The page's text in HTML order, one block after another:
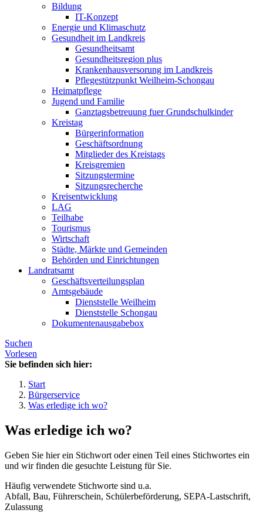
Bildung
IT-Konzept
Energie und Klimaschutz
Gesundheit im Landkreis
Gesundheitsamt
Gesundheitsregion plus
Krankenhausversorung im Landkreis
Pflegestützpunkt Weilheim-Schongau
Heimatpflege
Jugend und Familie
Ganztagsbetreuung fuer Grundschulkinder
Kreistag
Bürgerinformation
Geschäftsordnung
Mitglieder des Kreistags
Kreisgremien
Sitzungstermine
Sitzungsrecherche
Kreisentwicklung
LAG
Teilhabe
Tourismus
Wirtschaft
Städte, Märkte und Gemeinden
Behörden und Einrichtungen
Landratsamt
Geschäftsverteilungsplan
Amtsgebäude
Dienststelle Weilheim
Dienststelle Schongau
Dokumentenausgabebox
Suchen
Vorlesen
Sie befinden sich hier:
Start
Bürgerservice
Was erledige ich wo?
Was erledige ich wo?
Geben Sie hier ein Stichwort oder einen Teil eines Stichwortes ein
und wir finden die gesuchte Leistung für Sie.
Häufig verwendete Stichworte sind u.a.
Abfall, Bau, Führerschein, Schülerbeförderung, SEPA-Lastschrift,
Zulassung